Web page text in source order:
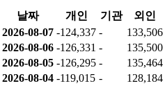
2026-07-20
5,240
-5,240
2026-07-16 -3,767 -
-5,433
2026-07-15 -1,210 -
1,210
2026-07-14 5,570 -
-5,570
2026-07-13 5,028 -28
-5,000